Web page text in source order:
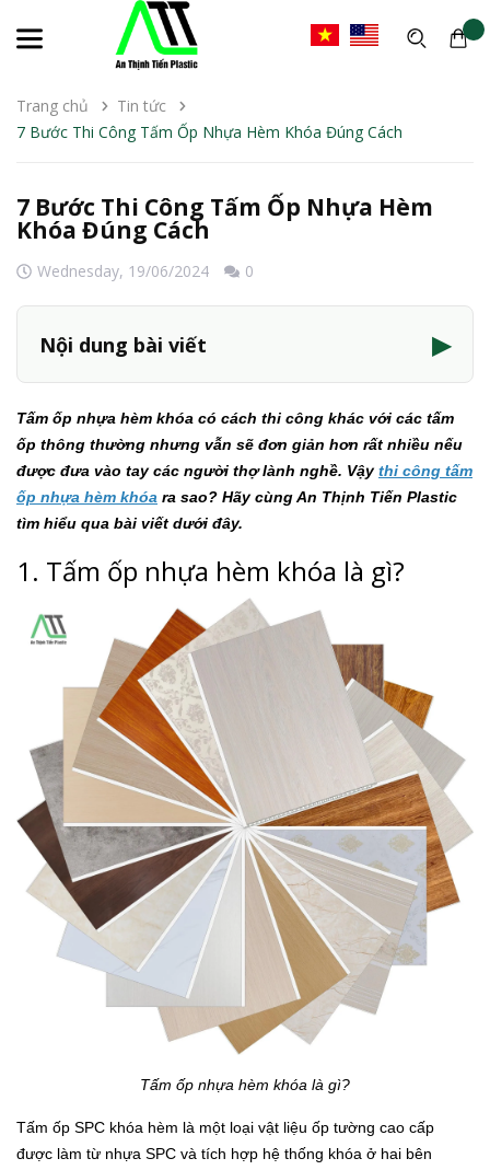
Trang chủ
Tin tức
7 Bước Thi Công Tấm Ốp Nhựa Hèm Khóa Đúng Cách
7 Bước Thi Công Tấm Ốp Nhựa Hèm
Khóa Đúng Cách
Wednesday, 19/06/2024 0
Nội dung bài viết ▶
Tấm ốp nhựa hèm khóa có cách thi công khác với các tấm
ốp thông thường nhưng vẫn sẽ đơn giản hơn rất nhiều nếu
được đưa vào tay các người thợ lành nghề. Vậythi công tấm
ốp nhựa hèm khóa ra sao? Hãy cùng An Thịnh Tiến Plastic
tìm hiểu qua bài viết dưới đây.
1. Tấm ốp nhựa hèm khóa là gì?
Tấm ốp nhựa hèm khóa là gì?
Tấm ốp SPC khóa hèm là một loại vật liệu ốp tường cao cấp
được làm từ nhựa SPC và tích hợp hệ thống khóa ở hai bên